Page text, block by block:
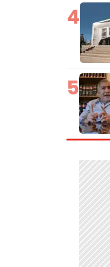
4
5